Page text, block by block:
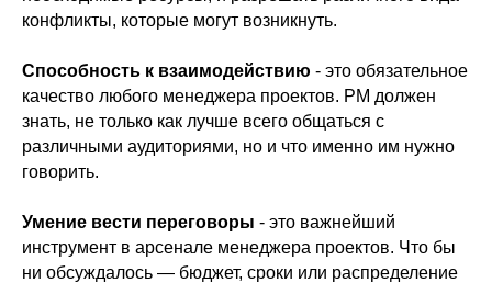
конфликты, которые могут возникнуть.
Способность к взаимодействию - это обязательное
качество любого менеджера проектов. PM должен
знать, не только как лучше всего общаться с
различными аудиториями, но и что именно им нужно
говорить.
Умение вести переговоры - это важнейший
инструмент в арсенале менеджера проектов. Что бы
ни обсуждалось — бюджет, сроки или распределение